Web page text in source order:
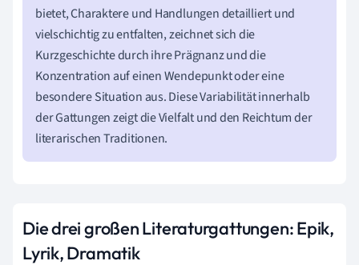
bietet, Charaktere und Handlungen detailliert und
vielschichtig zu entfalten, zeichnet sich die
Kurzgeschichte durch ihre Prägnanz und die
Konzentration auf einen Wendepunkt oder eine
besondere Situation aus. Diese Variabilität innerhalb
der Gattungen zeigt die Vielfalt und den Reichtum der
literarischen Traditionen.
Die drei großen Literaturgattungen: Epik,
Lyrik, Dramatik